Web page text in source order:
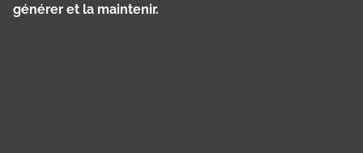
générer et la maintenir.